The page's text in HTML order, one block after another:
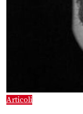
Articoli